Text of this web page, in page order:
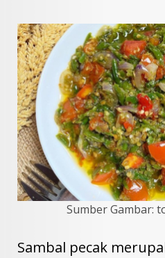
Sumber Gambar:
Sambal pecak